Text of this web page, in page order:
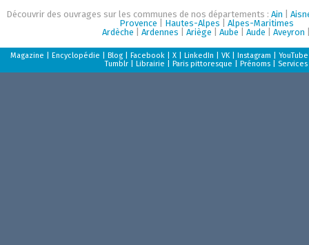
Découvrir des ouvrages sur les communes de nos départements :Ain |
Provence
Hautes-Alpes
Alpes-Maritimes
Ardèche |Ardennes |Ariège |Aube |Aude |Aveyron
Magazine |Encyclopédie |Blog |Facebook |X |LinkedIn |VK |Instagram |YouTube
Tumblr |Librairie |Paris pittoresque |Prénoms Services